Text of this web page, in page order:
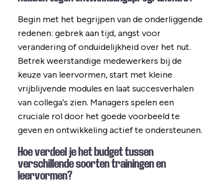
Begin met het begrijpen van de onderliggende
redenen: gebrek aan tijd, angst voor
verandering of onduidelijkheid over het nut.
Betrek weerstandige medewerkers bij de
keuze van leervormen, start met kleine
vrijblijvende modules en laat succesverhalen
van collega's zien. Managers spelen een
cruciale rol door het goede voorbeeld te
geven en ontwikkeling actief te ondersteunen.
Hoe verdeel je het budget tussen
verschillende soorten trainingen en
leervormen?